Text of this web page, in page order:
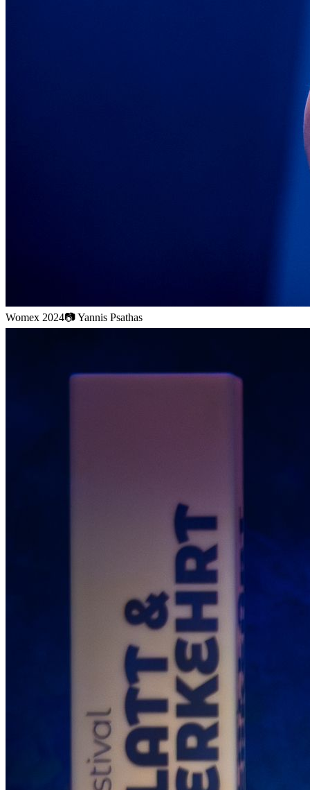
Womex 2024📷Yannis Psathas